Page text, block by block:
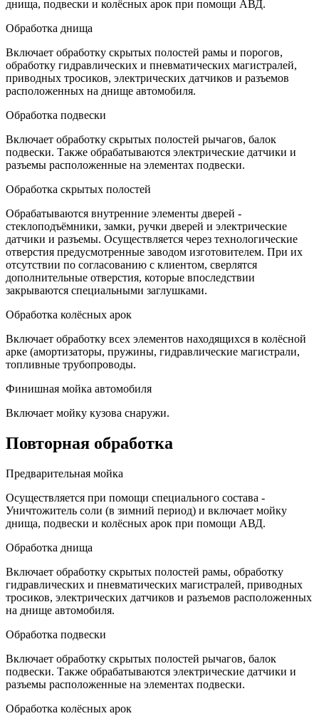
днища, подвески и колёсных арок при помощи АВД.
Обработка днища
Включает обработку скрытых полостей рамы и порогов,
обработку гидравлических и пневматических магистралей,
приводных тросиков, электрических датчиков и разъемов
расположенных на днище автомобиля.
Обработка подвески
Включает обработку скрытых полостей рычагов, балок
подвески. Также обрабатываются электрические датчики и
разъемы расположенные на элементах подвески.
Обработка скрытых полостей
Обрабатываются внутренние элементы дверей -
стеклоподъёмники, замки, ручки дверей и электрические
датчики и разъемы. Осуществляется через технологические
отверстия предусмотренные заводом изготовителем. При их
отсутствии по согласованию с клиентом, сверлятся
дополнительные отверстия, которые впоследствии
закрываются специальными заглушками.
Обработка колёсных арок
Включает обработку всех элементов находящихся в колёсной
арке (амортизаторы, пружины, гидравлические магистрали,
топливные трубопроводы.
Финишная мойка автомобиля
Включает мойку кузова снаружи.
Повторная обработка
Предварительная мойка
Осуществляется при помощи специального состава -
Уничтожитель соли (в зимний период) и включает мойку
днища, подвески и колёсных арок при помощи АВД.
Обработка днища
Включает обработку скрытых полостей рамы, обработку
гидравлических и пневматических магистралей, приводных
тросиков, электрических датчиков и разъемов расположенных
на днище автомобиля.
Обработка подвески
Включает обработку скрытых полостей рычагов, балок
подвески. Также обрабатываются электрические датчики и
разъемы расположенные на элементах подвески.
Обработка колёсных арок